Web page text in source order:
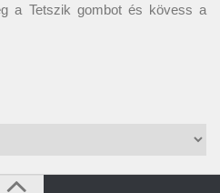
a Tetszik gombot és kövess a